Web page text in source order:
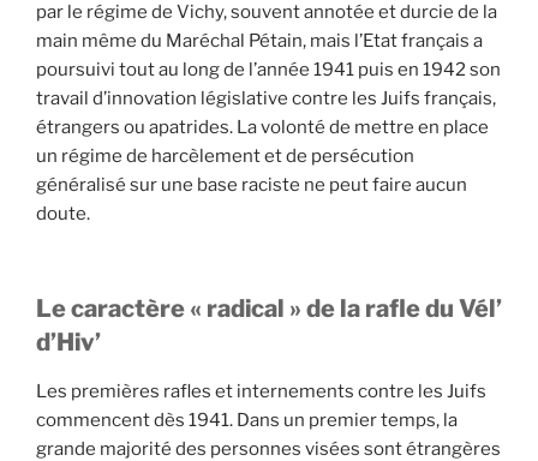
par le régime de Vichy, souvent annotée et durcie de la
main même du Maréchal Pétain, mais l’Etat français a
poursuivi tout au long de l’année 1941 puis en 1942 son
travail d’innovation législative contre les Juifs français,
étrangers ou apatrides. La volonté de mettre en place
un régime de harcèlement et de persécution
généralisé sur une base raciste ne peut faire aucun
doute.
Le caractère « radical » de la rafle du Vél’
d’Hiv’
Les premières rafles et internements contre les Juifs
commencent dès 1941. Dans un premier temps, la
grande majorité des personnes visées sont étrangères